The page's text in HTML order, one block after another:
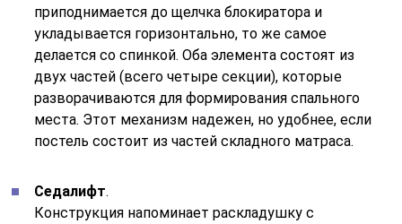
приподнимается до щелчка блокиратора и
укладывается горизонтально, то же самое
делается со спинкой. Оба элемента состоят из
двух частей (всего четыре секции), которые
разворачиваются для формирования спального
места. Этот механизм надежен, но удобнее, если
постель состоит из частей складного матраса.
Седалифт.
Конструкция напоминает раскладушку с